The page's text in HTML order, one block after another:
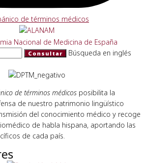
Consultar
Búsqueda en inglés
de términos médicos posibilita la
de nuestro patrimonio lingüístico
del conocimiento médico y recoge
de habla hispana, aportando las
de cada país.